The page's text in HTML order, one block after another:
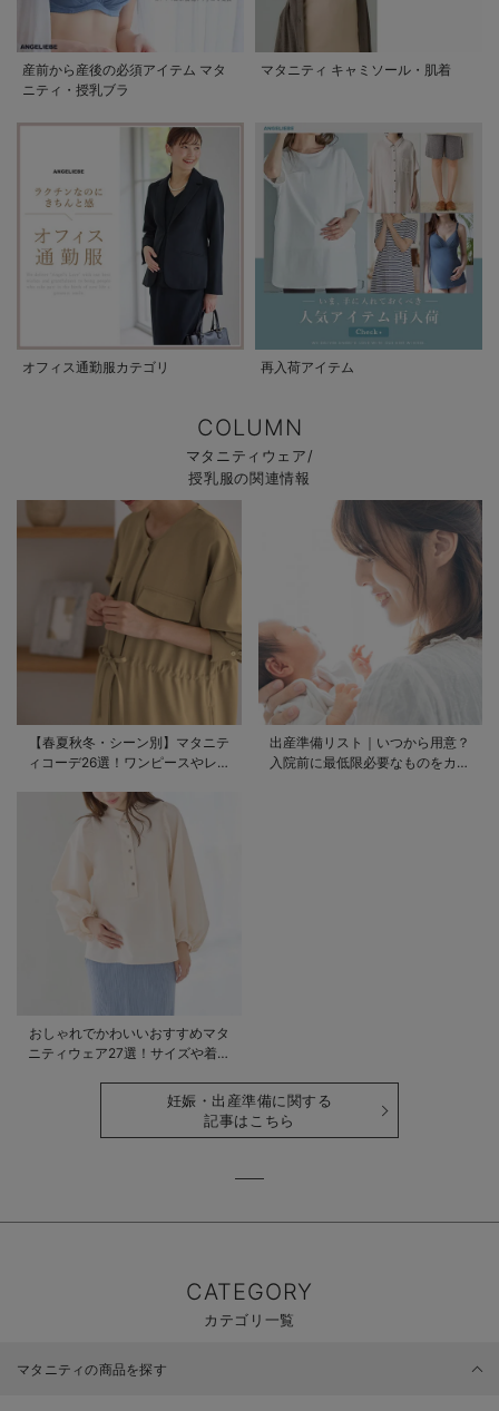
産前から産後の必須アイテム マタ
ニティ・授乳ブラ
マタニティ キャミソール・肌着
オフィス通勤服カテゴリ 再入荷アイテム
COLUMN
マタニティウェア/
授乳服の関連情報
【春夏秋冬・シーン別】マタニテ
ィコーデ26選！ワンピースやレギ
出産準備リスト｜いつから用意？
入院前に最低限必要なものをカテ
おしゃれでかわいいおすすめマタ
ニティウェア27選！サイズや着る
妊娠・出産準備に関する
記事はこちら
CATEGORY
カテゴリ一覧
マタニティの商品を探す